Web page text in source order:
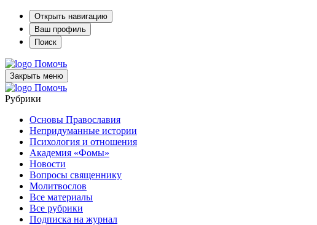
Открыть навигацию
Ваш профиль
Поиск
Помочь
Закрыть меню
Помочь
Рубрики
Основы Православия
Непридуманные истории
Психология и отношения
Академия «Фомы»
Новости
Вопросы священнику
Молитвослов
Все материалы
Все рубрики
Подписка на журнал